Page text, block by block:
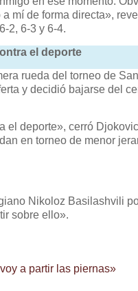
mí de forma directa»,
2, 6-3 y 6-4.
el deporte
rueda del torneo de
y decidió bajarse del
deporte», cerró
en torneo de menor
Nikoloz Basilashvili
sobre ello».
a partir las piernas»